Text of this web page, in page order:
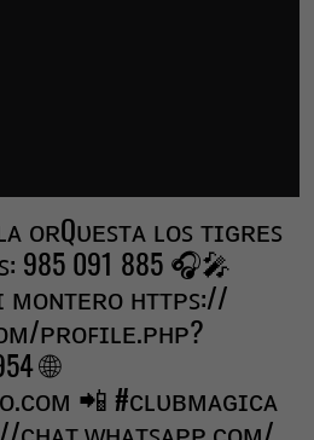
ʟᴏꜱ ᴛɪɢʀᴇꜱ
985 091 885 🎧🎤
ᴍᴏɴᴛᴇʀᴏ ʜᴛᴛᴘꜱ://
ᴘʀᴏꜰɪʟᴇ.ᴘʜᴘ?
🌐
📲 #ᴄʟᴜʙᴍᴀɢɪᴄᴀ
ᴄʜᴀᴛ.ᴡʜᴀᴛꜱᴀᴘᴘ.ᴄᴏᴍ/